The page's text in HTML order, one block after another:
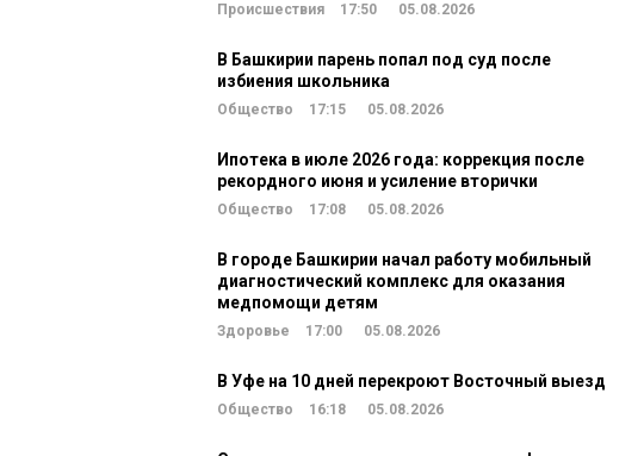
Происшествия 17:50 05.08.2026
В Башкирии парень попал под суд после
избиения школьника
Общество 17:15 05.08.2026
Ипотека в июле 2026 года: коррекция после
рекордного июня и усиление вторички
Общество 17:08 05.08.2026
В городе Башкирии начал работу мобильный
диагностический комплекс для оказания
медпомощи детям
Здоровье 17:00 05.08.2026
В Уфе на 10 дней перекроют Восточный выезд
Общество 16:18 05.08.2026